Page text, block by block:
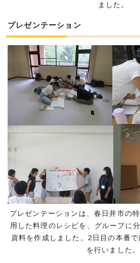
ました。
プレゼンテーション
プレゼンテーションは、春日井市の
用した料理のレシピを、グループに
資料を作成しました。2日目の本番
を行いました。